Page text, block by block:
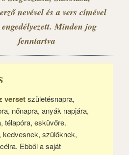
nevével és a vers címével
Minden jog
fenntartva
versetszületésnapra,
nőnapra, anyák napjára,
télapóra, esküvőre.
kedvesnek, szülőknek,
Ebből a saját